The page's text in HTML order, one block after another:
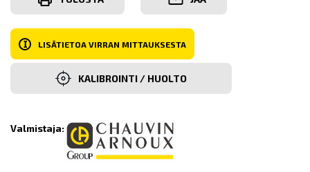
I LISÄTIETOA VIRRAN MITTAUKSESTA
KALIBROINTI / HUOLTO
Valmistaja: